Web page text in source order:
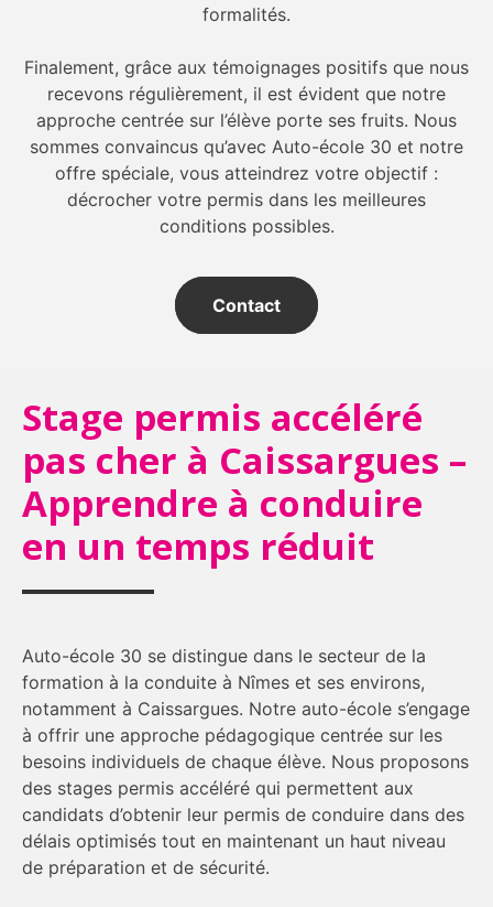
formalités.
Finalement, grâce aux témoignages positifs que nous
recevons régulièrement, il est évident que notre
approche centrée sur l’élève porte ses fruits. Nous
sommes convaincus qu’avec Auto-école 30 et notre
offre spéciale, vous atteindrez votre objectif :
décrocher votre permis dans les meilleures
conditions possibles.
Contact
Stage permis accéléré
pas cher à Caissargues –
Apprendre à conduire
en un temps réduit
Auto-école 30 se distingue dans le secteur de la
formation à la conduite à Nîmes et ses environs,
notamment à Caissargues. Notre auto-école s’engage
à offrir une approche pédagogique centrée sur les
besoins individuels de chaque élève. Nous proposons
des stages permis accéléré qui permettent aux
candidats d’obtenir leur permis de conduire dans des
délais optimisés tout en maintenant un haut niveau
de préparation et de sécurité.